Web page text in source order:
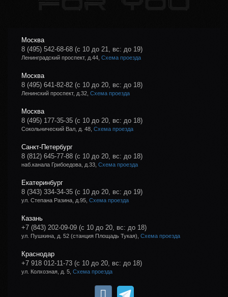
Москва
8 (495) 542-68-68 (с 10 до 21, вс: до 19)
Ленинградский проспект, д.44, Схема проезда
Москва
8 (495) 641-82-82 (с 10 до 20, вс: до 18)
Ленинский проспект, д.32, Схема проезда
Москва
8 (495) 177-35-35 (с 10 до 20, вс: до 18)
Сокольнический Вал, д. 48, Схема проезда
Санкт-Петербург
8 (812) 645-77-88 (с 10 до 20, вс: до 18)
наб.канала Грибоедова, д.33, Схема проезда
Екатеринбург
8 (343) 334-34-35 (с 10 до 20, вс: до 19)
ул. Степана Разина, д.95, Схема проезда
Казань
+7 (843) 202-09-09 (с 10 до 20, вс: до 18)
ул. Пушкина, д. 52 (станция Площадь Тукая), Схема проезда
Краснодар
+7 918 012-11-73 (с 10 до 20, вс: до 18)
ул. Колхозная, д. 5, Схема проезда